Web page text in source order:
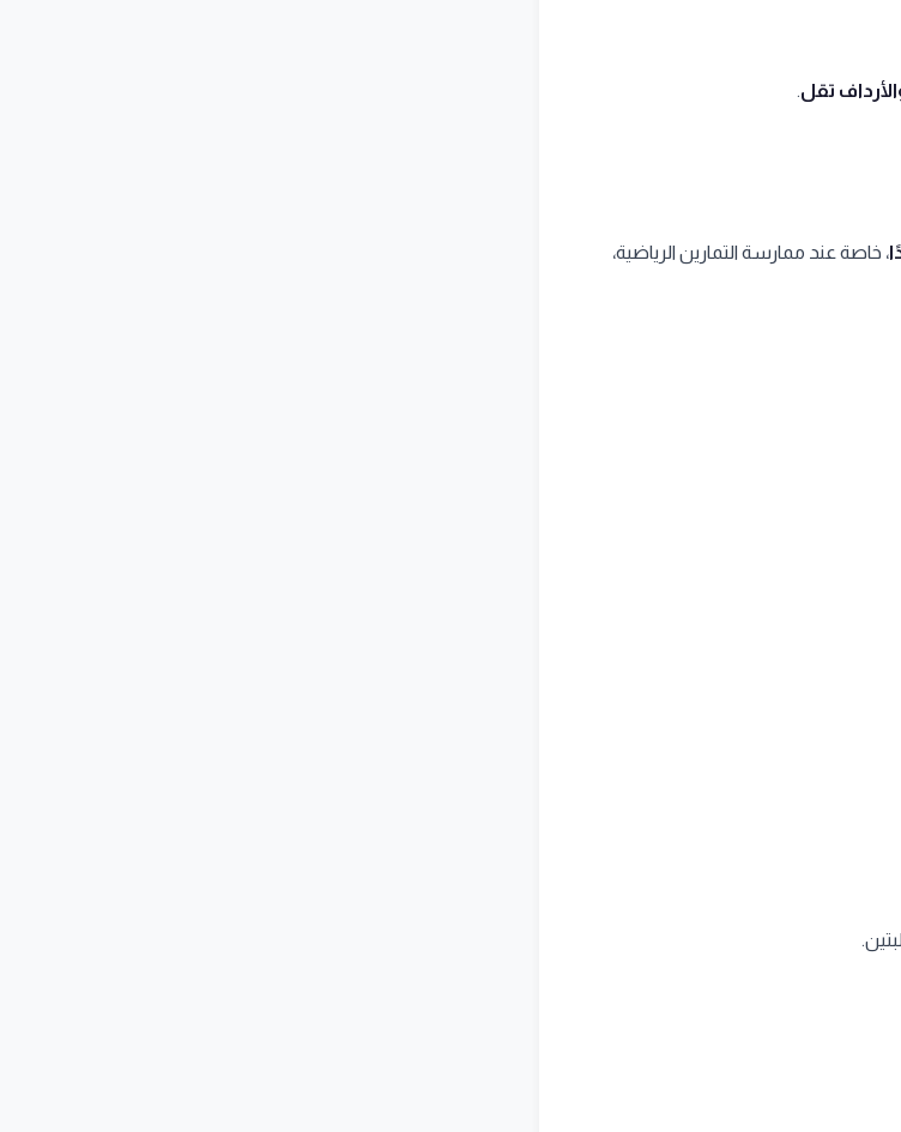
تقل.
، خاصة عند ممارسة التمارين الرياضية،